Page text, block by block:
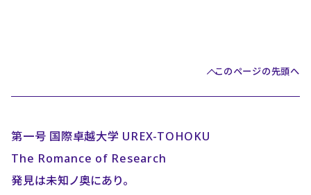
このページの先頭へ
第一号 国際卓越大学 UREX-TOHOKU
The Romance of Research
発見は未知ノ奥にあり。